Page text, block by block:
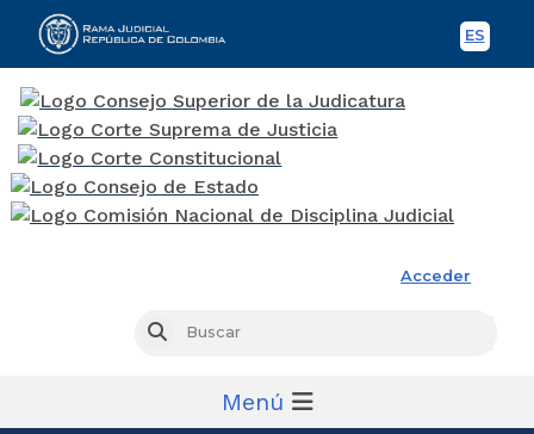
ES
Acceder
Buscar
Menú